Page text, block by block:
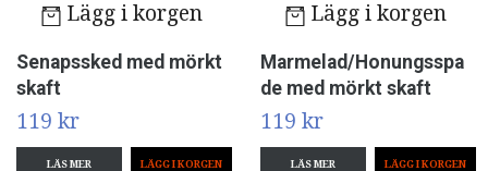
Lägg i korgen
Senapssked med mörkt
skaft
119 kr
LÄS MER
Lägg i korgen
Marmelad/Honungsspa
de med mörkt skaft
119 kr
LÄS MER